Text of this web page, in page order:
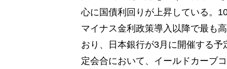
心に国債利回りが上昇している。
マイナス金利政策導入以降で最も
おり、日本銀行が3月に開催する予
定会合において、イールドカーブ